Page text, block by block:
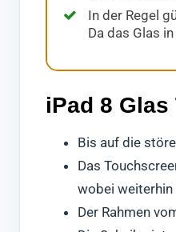
In der Regel
Da das Glas
iPad 8
Bis auf die
Das
wobei
Der Rahmen